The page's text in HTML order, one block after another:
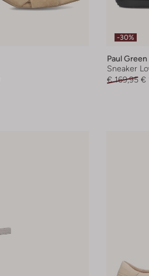
-30%
Paul Green
Sneaker
€ 169,95 €